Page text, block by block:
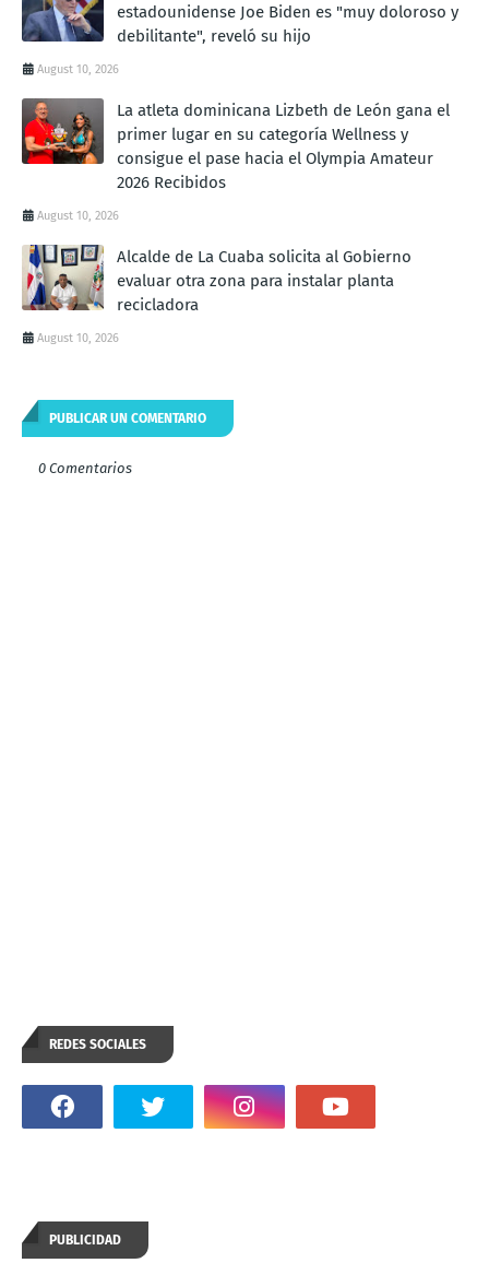
estadounidense Joe Biden es "muy doloroso y
debilitante", reveló su hijo
August 10, 2026
La atleta dominicana Lizbeth de León gana el
primer lugar en su categoría Wellness y
consigue el pase hacia el Olympia Amateur
2026 Recibidos
August 10, 2026
Alcalde de La Cuaba solicita al Gobierno
evaluar otra zona para instalar planta
recicladora
August 10, 2026
PUBLICAR UN COMENTARIO
0 Comentarios
REDES SOCIALES
PUBLICIDAD